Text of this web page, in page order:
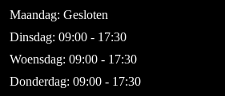
Maandag: Gesloten
Dinsdag: 09:00 - 17:30
Woensdag: 09:00 - 17:30
Donderdag: 09:00 - 17:30